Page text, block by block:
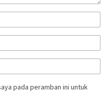
pada peramban ini untuk